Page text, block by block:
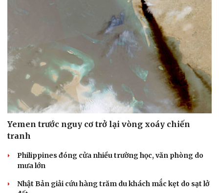
Yemen trước nguy cơ trở lại vòng xoáy chiến
tranh
Philippines đóng cửa nhiều trường học, văn phòng do
mưa lớn
Nhật Bản giải cứu hàng trăm du khách mắc kẹt do sạt lở